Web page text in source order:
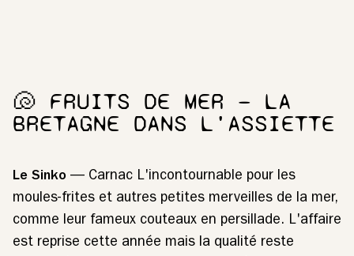
🐚 FRUITS DE MER — LA
BRETAGNE DANS L'ASSIETTE
Le Sinko — Carnac L'incontournable pour les
moules-frites et autres petites merveilles de la mer,
comme leur fameux couteaux en persillade. L'affaire
est reprise cette année mais la qualité reste